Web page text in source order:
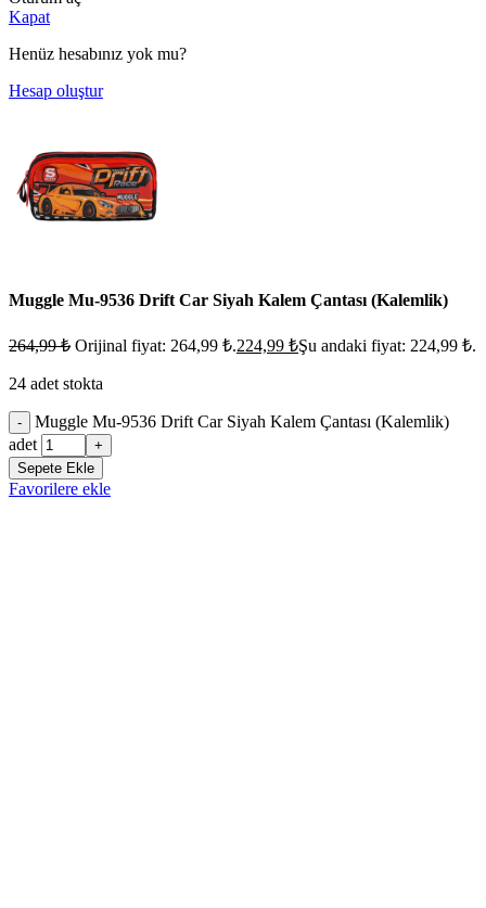
Kapat
Henüz hesabınız yok mu?
Hesap oluştur
Muggle Mu-9536 Drift Car Siyah Kalem Çantası (Kalemlik)
264,99₺ Orijinal fiyat: 264,99 ₺.224,99 ₺Şu andaki fiyat: 224,99 ₺.
24 adet stokta
-
Muggle Mu-9536 Drift Car Siyah Kalem Çantası (Kalemlik)
adet
+
Sepete Ekle
Favorilere ekle